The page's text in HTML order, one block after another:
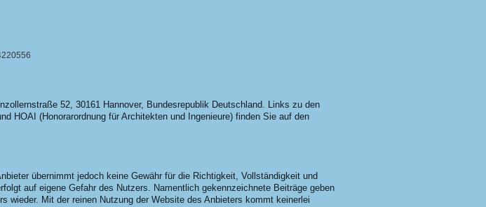
52, 30161 Hannover, Bundesrepublik Deutschland. Links zu den
HOAI (Honorarordnung für Architekten und Ingenieure) finden Sie auf den
übernimmt jedoch keine Gewähr für die Richtigkeit, Vollständigkeit und
auf eigene Gefahr des Nutzers. Namentlich gekennzeichnete Beiträge geben
wieder. Mit der reinen Nutzung der Website des Anbieters kommt keinerlei